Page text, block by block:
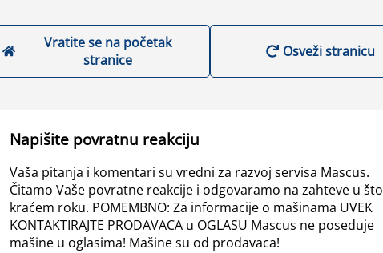
Vratite se na početak
stranice
Osveži stranicu
Napišite povratnu reakciju
Vaša pitanja i komentari su vredni za razvoj servisa Mascus.
Čitamo Vaše povratne reakcije i odgovaramo na zahteve u što
kraćem roku. POMEMBNO: Za informacije o mašinama UVEK
KONTAKTIRAJTE PRODAVACA u OGLASU Mascus ne poseduje
mašine u oglasima! Mašine su od prodavaca!